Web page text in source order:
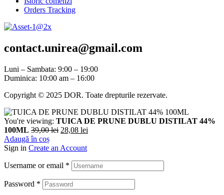
Orders Tracking
contact.unirea@gmail.com
Luni – Sambata: 9:00 – 19:00
Duminica: 10:00 am – 16:00
Copyright © 2025 DOR. Toate drepturile rezervate.
You're viewing: TUICA DE PRUNE DUBLU DISTILAT 44%
100ML 39,00lei 28,08 lei
Adaugă în coș
Sign in Create an Account
Username or email *
Password *